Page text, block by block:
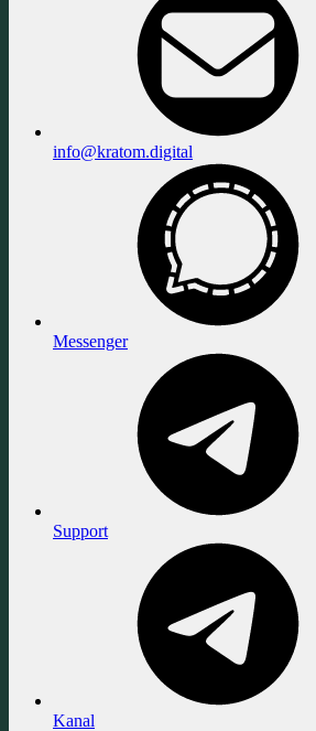
info@kratom.digital
Messenger
Support
Kanal